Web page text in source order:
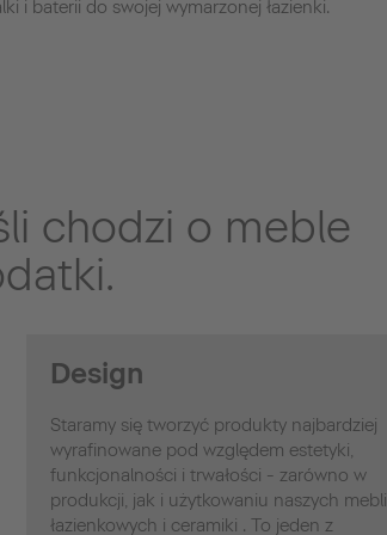
i baterii do swojej wymarzonej łazienki.
chodzi o meble
Design
Staramy się tworzyć produkty najbardziej
wyrafinowane pod względem estetyki,
funkcjonalności i trwałości - zarówno w
produkcji, jak i użytkowaniu naszych mebli
łazienkowych i ceramiki . To jeden z